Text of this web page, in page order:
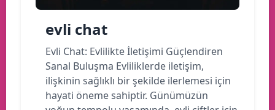
evli chat
Evli Chat: Evlilikte İletişimi Güçlendiren
Sanal Buluşma Evliliklerde iletişim,
ilişkinin sağlıklı bir şekilde ilerlemesi için
hayati öneme sahiptir. Günümüzün